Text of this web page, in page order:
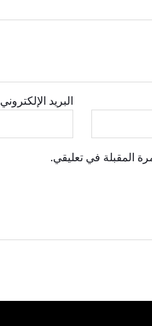
البريد الإلكتروني
المقبلة في تعليقي.